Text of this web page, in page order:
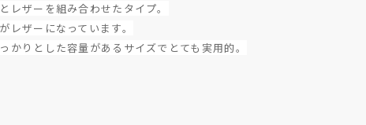
レザーを組み合わせたタイプ。
レザーになっています。
かりとした容量があるサイズでとても実用的。